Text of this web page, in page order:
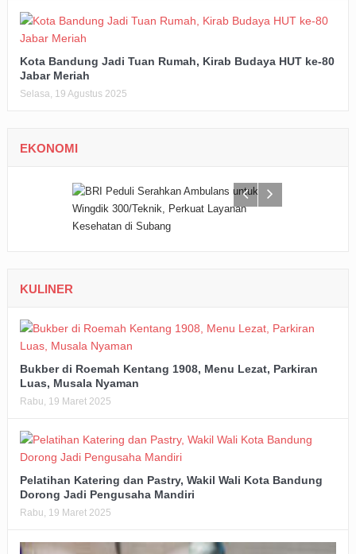
Kota Bandung Jadi Tuan Rumah, Kirab Budaya HUT ke-80
Jabar Meriah
Selasa, 19 Agustus 2025
EKONOMI
KULINER
Bukber di Roemah Kentang 1908, Menu Lezat, Parkiran
Luas, Musala Nyaman
Rabu, 19 Maret 2025
Pelatihan Katering dan Pastry, Wakil Wali Kota Bandung
Dorong Jadi Pengusaha Mandiri
Rabu, 19 Maret 2025